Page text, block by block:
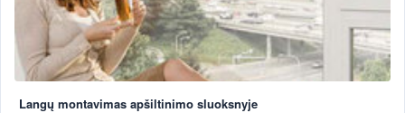
Langų montavimas apšiltinimo sluoksnyje